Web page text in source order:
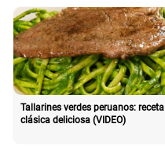
Tallarines verdes peruanos: receta
clásica deliciosa (VIDEO)